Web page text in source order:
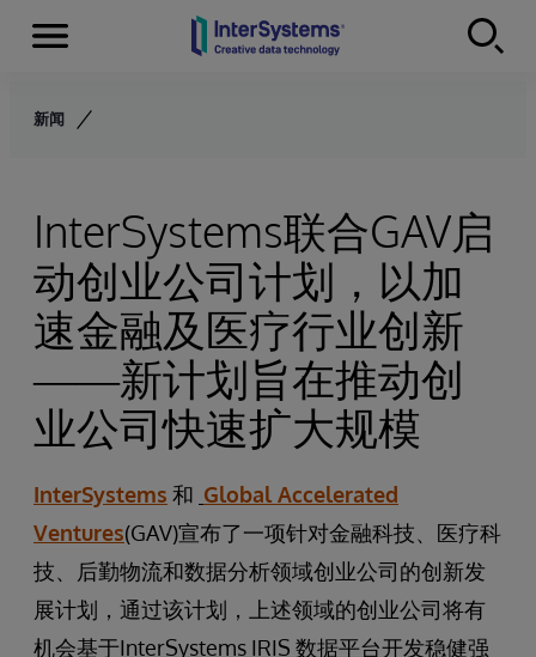
Skip to content
Menu
新闻
InterSystems联合GAV启
动创业公司计划，以加
速金融及医疗行业创新
——新计划旨在推动创
业公司快速扩大规模
InterSystems 和 Global Accelerated
Ventures(GAV)宣布了一项针对金融科技、医疗科
技、后勤物流和数据分析领域创业公司的创新发
展计划，通过该计划，上述领域的创业公司将有
机会基于InterSystems IRIS 数据平台开发稳健强